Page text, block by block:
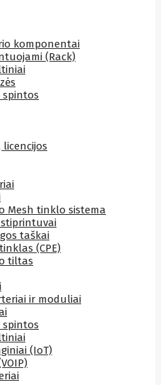
komponentai
(Rack)
spintos
licencijos
Mesh tinklo sistema
stiprintuvai
taškai
(CPE)
tiltas
ir moduliai
spintos
(IoT)